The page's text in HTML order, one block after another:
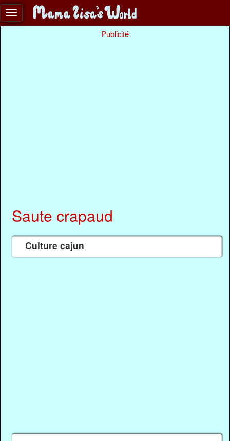
Publicité
Saute crapaud
Culture cajun